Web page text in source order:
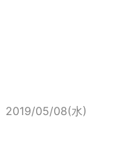
2019/05/08(水)